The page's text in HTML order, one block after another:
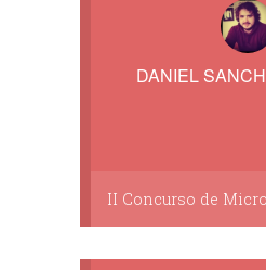
DANIEL
II Concurso de